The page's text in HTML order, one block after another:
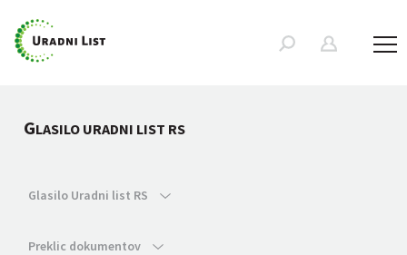
GLASILO URADNI LIST RS
Glasilo Uradni list RS
Preklic dokumentov